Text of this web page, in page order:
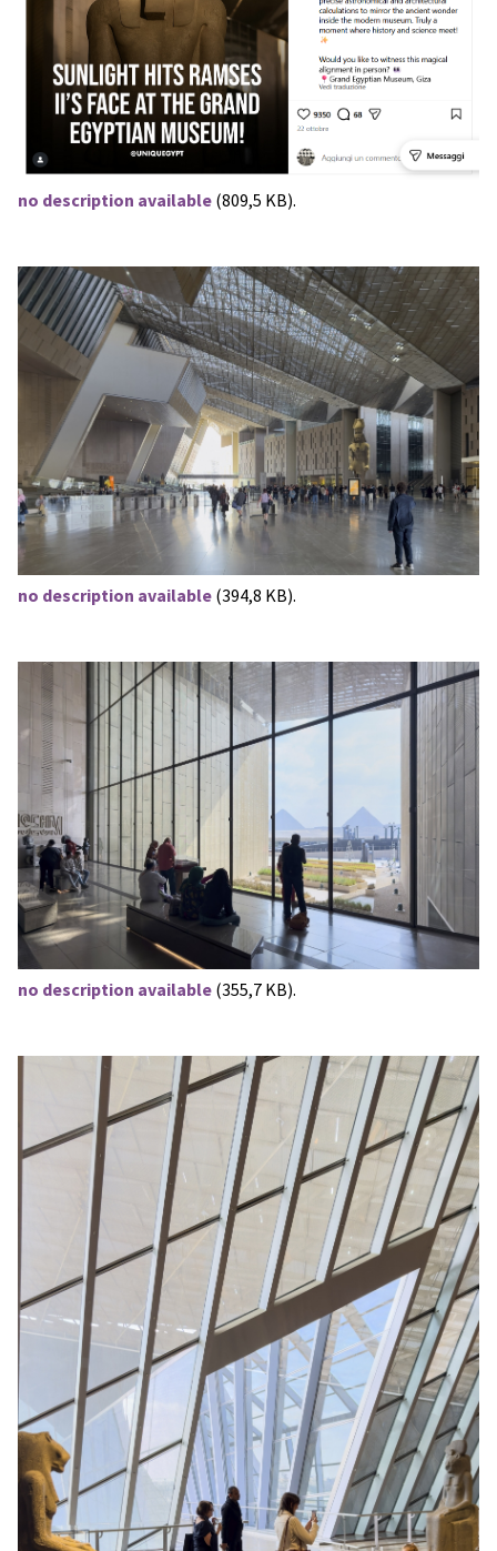
no description available (809,5 KB).
no description available (394,8 KB).
no description available (355,7 KB).